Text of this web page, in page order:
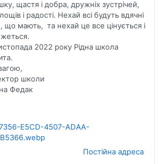
щастя і добра, дружніх зустрічей,
і радості. Нехай всі будуть вдячні
що мають, та нехай це все цінується і
2022 року Рідна школа
школи
Федак
E5CD-4507-ADAA-
Постійна адреса